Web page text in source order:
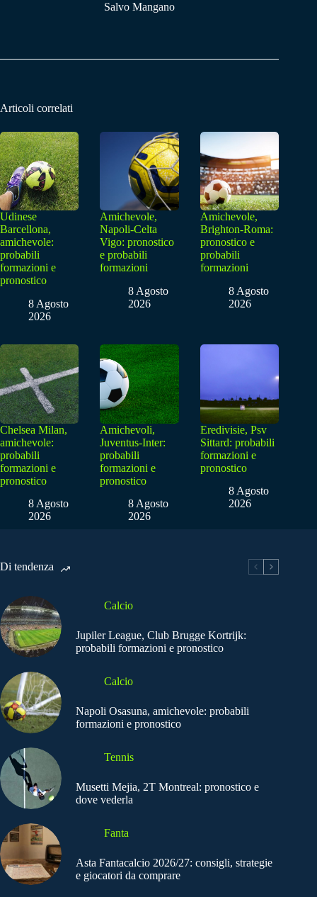
Salvo Mangano
Articoli correlati
Udinese
Barcellona,
amichevole:
probabili
formazioni e
pronostico
8 Agosto
2026
Amichevole,
Napoli-Celta
Vigo: pronostico
e probabili
formazioni
8 Agosto
2026
Amichevole,
Brighton-Roma:
pronostico e
probabili
formazioni
8 Agosto
2026
Chelsea Milan,
amichevole:
probabili
formazioni e
pronostico
8 Agosto
2026
Amichevoli,
Juventus-Inter:
probabili
formazioni e
pronostico
8 Agosto
2026
Eredivisie, Psv
Sittard: probabili
formazioni e
pronostico
8 Agosto
2026
Di tendenza
Calcio
Jupiler League, Club Brugge Kortrijk:
probabili formazioni e pronostico
Calcio
Napoli Osasuna, amichevole: probabili
formazioni e pronostico
Tennis
Musetti Mejia, 2T Montreal: pronostico e
dove vederla
Fanta
Asta Fantacalcio 2026/27: consigli, strategie
e giocatori da comprare